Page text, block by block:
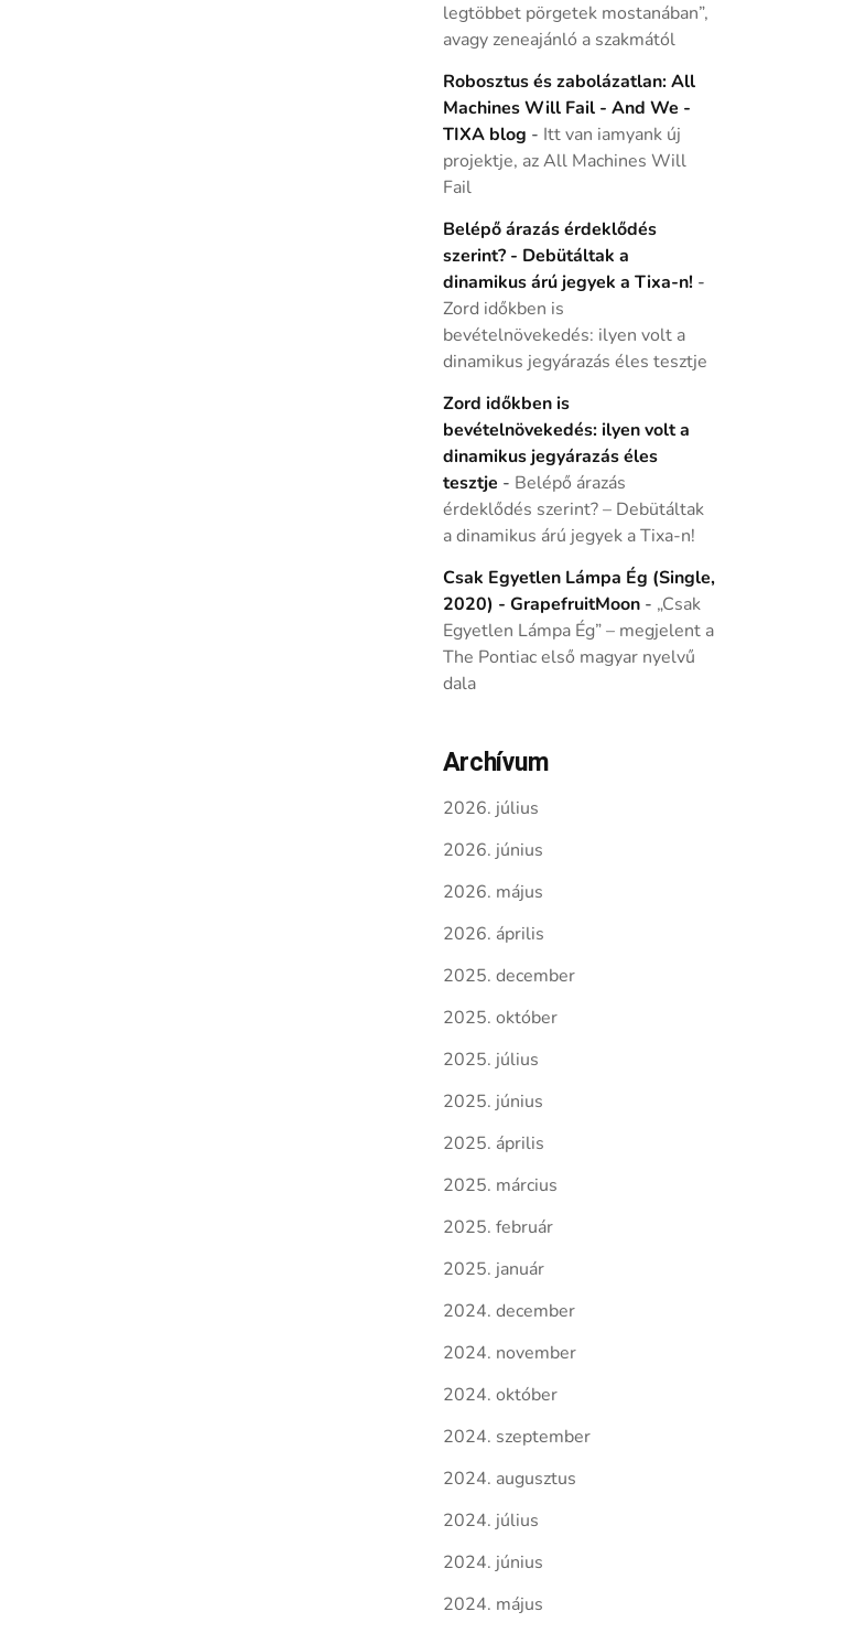
legtöbbet pörgetek mostanában”,
avagy zeneajánló a szakmától
Robosztus és zabolázatlan: All
Machines Will Fail - And We -
TIXA blog - Itt van iamyank új
projektje, az All Machines Will
Fail
Belépő árazás érdeklődés
szerint? - Debütáltak a
dinamikus árú jegyek a Tixa-n! -
Zord időkben is
bevételnövekedés: ilyen volt a
dinamikus jegyárazás éles tesztje
Zord időkben is
bevételnövekedés: ilyen volt a
dinamikus jegyárazás éles
tesztje - Belépő árazás
érdeklődés szerint? – Debütáltak
a dinamikus árú jegyek a Tixa-n!
Csak Egyetlen Lámpa Ég (Single,
2020) - GrapefruitMoon- „Csak
Egyetlen Lámpa Ég” – megjelent a
The Pontiac első magyar nyelvű
dala
Archívum
2026. július
2026. június
2026. május
2026. április
2025. december
2025. október
2025. július
2025. június
2025. április
2025. március
2025. február
2025. január
2024. december
2024. november
2024. október
2024. szeptember
2024. augusztus
2024. július
2024. június
2024. május